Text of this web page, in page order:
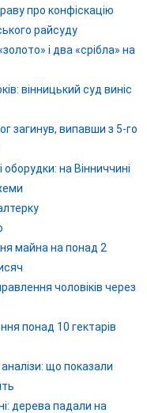
про конфіскацію
райсуду
і два «срібла» на
вінницький суд виніс
загинув, випавши з 5-го
оборудки: на Вінниччині
майна на понад 2
чоловіків через
понад 10 гектарів
аналізи: що показали
дерева падали на